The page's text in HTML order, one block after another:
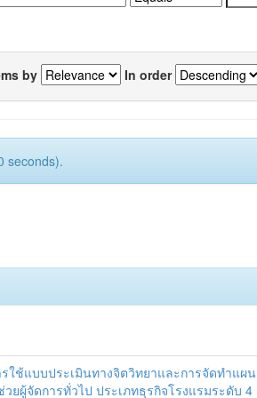
by In order
seconds).
ใช้แบบประเมินทางจิตวิทยาและการจัดทำแผน
ผู้จัดการทั่วไป ประเภทธุรกิจโรงแรมระดับ 4